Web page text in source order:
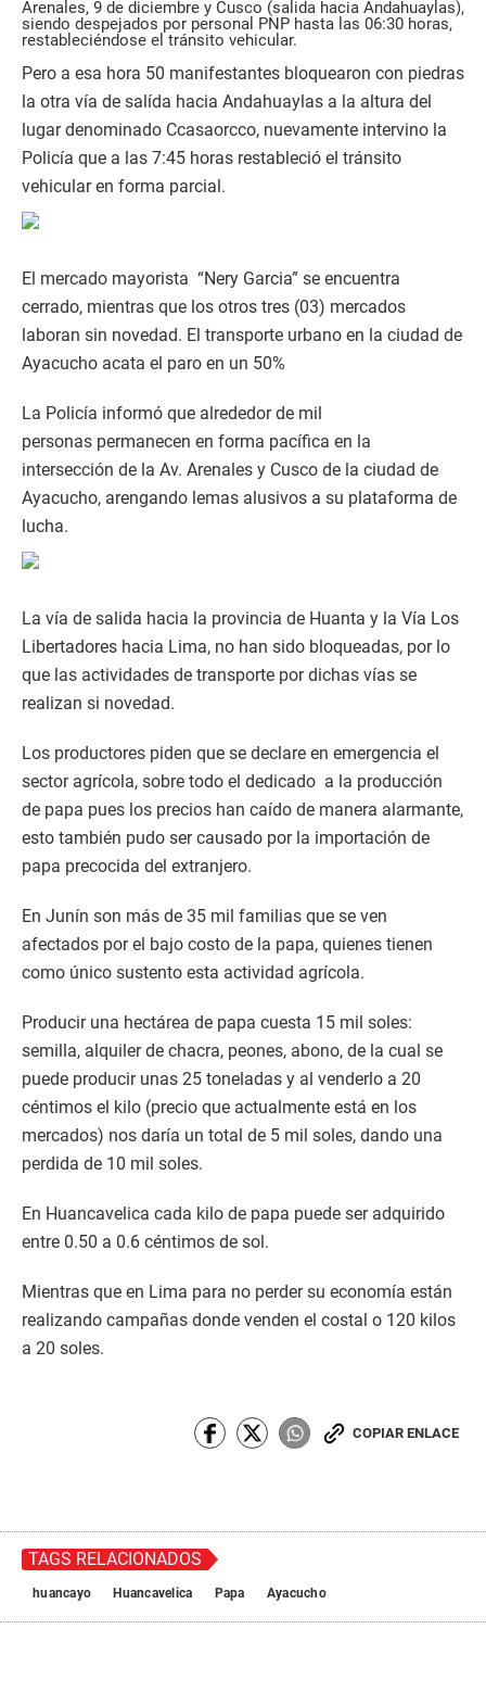
Arenales, 9 de diciembre y Cusco (salida hacia Andahuaylas),
siendo despejados por personal PNP hasta las 06:30 horas,
restableciéndose el tránsito vehicular.
Pero a esa hora 50 manifestantes bloquearon con piedras
la otra vía de salída hacia Andahuaylas a la altura del
lugar denominado Ccasaorcco, nuevamente intervino la
Policía que a las 7:45 horas restableció el tránsito
vehicular en forma parcial.
El mercado mayorista “Nery Garcia” se encuentra
cerrado, mientras que los otros tres (03) mercados
laboran sin novedad. El transporte urbano en la ciudad de
Ayacucho acata el paro en un 50%
La Policía informó que alrededor de mil
personas permanecen en forma pacífica en la
intersección de la Av. Arenales y Cusco de la ciudad de
Ayacucho, arengando lemas alusivos a su plataforma de
lucha.
La vía de salida hacia la provincia de Huanta y la Vía Los
Libertadores hacia Lima, no han sido bloqueadas, por lo
que las actividades de transporte por dichas vías se
realizan si novedad.
Los productores piden que se declare en emergencia el
sector agrícola, sobre todo el dedicado a la producción
de papa pues los precios han caído de manera alarmante,
esto también pudo ser causado por la importación de
papa precocida del extranjero.
En Junín son más de 35 mil familias que se ven
afectados por el bajo costo de la papa, quienes tienen
como único sustento esta actividad agrícola.
Producir una hectárea de papa cuesta 15 mil soles:
semilla, alquiler de chacra, peones, abono, de la cual se
puede producir unas 25 toneladas y al venderlo a 20
céntimos el kilo (precio que actualmente está en los
mercados) nos daría un total de 5 mil soles, dando una
perdida de 10 mil soles.
En Huancavelica cada kilo de papa puede ser adquirido
entre 0.50 a 0.6 céntimos de sol.
Mientras que en Lima para no perder su economía están
realizando campañas donde venden el costal o 120 kilos
a 20 soles.
COPIAR ENLACE
TAGS RELACIONADOS
huancayo Huancavelica Papa Ayacucho